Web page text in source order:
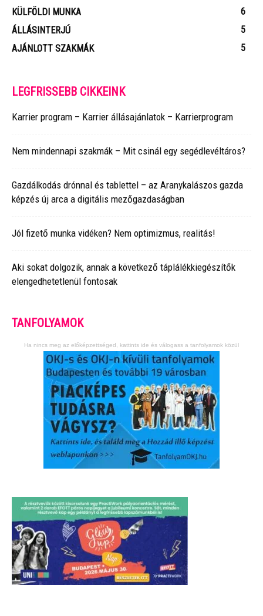
KÜLFÖLDI MUNKA
6
ÁLLÁSINTERJÚ
5
AJÁNLOTT SZAKMÁK
5
LEGFRISSEBB CIKKEINK
Karrier program – Karrier állásajánlatok – Karrierprogram
Nem mindennapi szakmák – Mit csinál egy segédlevéltáros?
Gazdálkodás drónnal és tablettel – az Aranykalászos gazda
képzés új arca a digitális mezőgazdaságban
Jól fizető munka vidéken? Nem optimizmus, realitás!
Aki sokat dolgozik, annak a következő táplálékkiegészítők
elengedhetetlenül fontosak
TANFOLYAMOK
Ha nincs meg az előképzettséged, kattints ide és válogass a tanfolyamok közül